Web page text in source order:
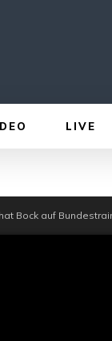
LIVE
Bock auf